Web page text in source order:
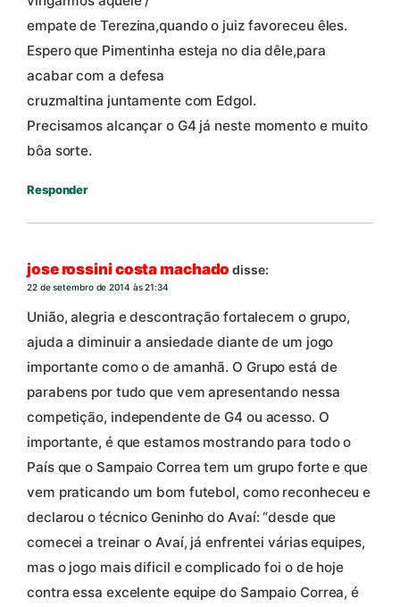
empate de Terezina,quando o juiz favoreceu êles.
Espero que Pimentinha esteja no dia dêle,para
acabar com a defesa
cruzmaltina juntamente com Edgol.
Precisamos alcançar o G4 já neste momento e muito
bôa sorte.
Responder
jose rossini costa machado disse:
22 de setembro de 2014 às 21:34
União, alegria e descontração fortalecem o grupo,
ajuda a diminuir a ansiedade diante de um jogo
importante como o de amanhã. O Grupo está de
parabens por tudo que vem apresentando nessa
competição, independente de G4 ou acesso. O
importante, é que estamos mostrando para todo o
País que o Sampaio Correa tem um grupo forte e que
vem praticando um bom futebol, como reconheceu e
declarou o técnico Geninho do Avaí: “desde que
comecei a treinar o Avaí, já enfrentei várias equipes,
mas o jogo mais dificil e complicado foi o de hoje
contra essa excelente equipe do Sampaio Correa, é